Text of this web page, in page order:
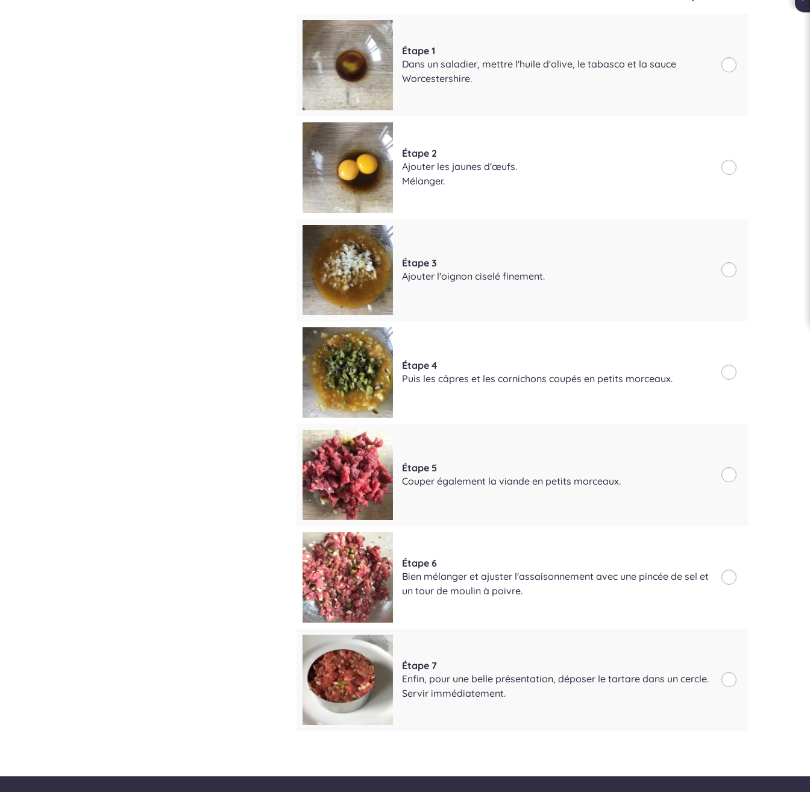
Étape 1
Dans un saladier, mettre l'huile d'olive, le tabasco et la sauce
Worcestershire.
Étape 2
Ajouter les jaunes d'œufs.
Mélanger.
Étape 3
Ajouter l'oignon ciselé finement.
Étape 4
Puis les câpres et les cornichons coupés en petits morceaux.
Étape 5
Couper également la viande en petits morceaux.
Étape 6
Bien mélanger et ajuster l'assaisonnement avec une pincée de sel et
un tour de moulin à poivre.
Étape 7
Enfin, pour une belle présentation, déposer le tartare dans un cercle.
Servir immédiatement.